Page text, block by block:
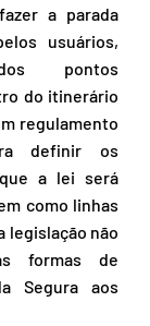
a parada
usuários,
pontos
do itinerário
regulamento
definir os
a lei será
como linhas
legislação não
formas de
Segura aos